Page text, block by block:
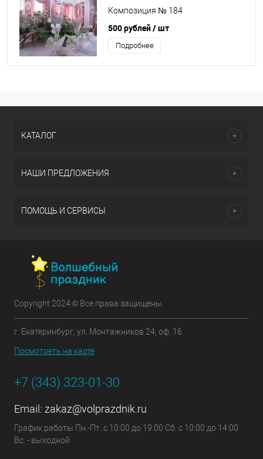
Композиция № 184
500 рублей/ шт
Подробнее
КАТАЛОГ
НАШИ ПРЕДЛОЖЕНИЯ
ПОМОЩЬ И СЕРВИСЫ
Copyright 2024 © Все права защищены.
г. Екатеринбург, ул. Монтажников 24, оф. 16
Посмотреть на карте
+7 (343) 323-01-30
Email: zakaz@volprazdnik.ru
График работы Пн.-Пт. с 10:00 до 19:00 Сб. с 10:00 до 14:00
Вс. - выходной